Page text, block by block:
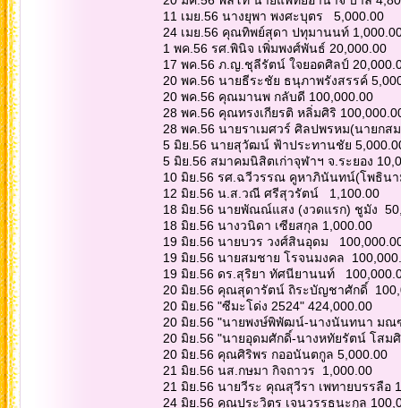
11 เมย.56 นางยุพา พงศะบุตร 5,000.00
24 เมย.56 คุณทิพย์สุดา ปทุมานนท์
1 พค.56 รศ.พินิจ เพิ่มพงศ์พันธ์ 20,000.00
17 พค.56 ภ.ญ.ชุลีรัตน์ ใจยอดศิลป์
20 พค.56 นายธีระชัย ธนุภาพรังสรรค์
20 พค.56 คุณมานพ กลับดี 100,000.00
28 พค.56 คุณทรงเกียรติ หลิ่มศิริ
28 พค.56 นายราเมศวร์ ศิลปพรหม(นายกส
5 มิย.56 นายสุวัฒน์ ฟ้าประทานชัย
5 มิย.56 สมาคมนิสิตเก่าจุฬาฯ จ.ระยอง
10 มิย.56 รศ.ฉวีวรรณ คูหาภินันทน์(โพธิน
12 มิย.56 น.ส.วณี ศรีสุวรัตน์ 1,100.00
18 มิย.56 นายพัณณ์แสง (งวดแรก) ชูมัง
18 มิย.56 นางวนิดา เซียสกุล 1,000.00
19 มิย.56 นายบวร วงศ์สินอุดม
19 มิย.56 นายสมชาย โรจนมงคล
19 มิย.56 ดร.สุริยา ทัศนียานนท์
20 มิย.56 คุณสุดารัตน์ ถิระบัญชาศักดิ์
20 มิย.56 "ซีมะโด่ง 2524" 424,000.00
20 มิย.56 "นายพงษ์พิพัฒน์-นางนันทนา มณ
20 มิย.56 "นายอุดมศักดิ์-นางหทัยรัตน์ โสม
20 มิย.56 คุณศิริพร กออนันตกูล 5,000.00
21 มิย.56 นส.กษมา กิจถาวร 1,000.00
21 มิย.56 นายวีระ คุณสุวีรา เพทายบรรลือ
24 มิย.56 คุณประวิตร เจนวรรธนะกุล